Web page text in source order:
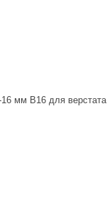
мм B16 для